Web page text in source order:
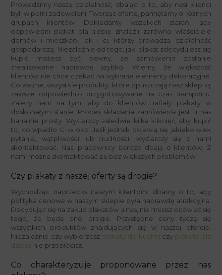
Prowadzimy naszą działalność, dbając o to, aby nasi klienci
byli w pełni zadowoleni. Tworząc ofertę, pamiętamy o różnych
grupach klientów. Dokładamy wszelkich starań, aby
odpowiedni plakat dla siebie znaleźli zarówno właściciele
domów i mieszkań, jak i ci, którzy prowadzą działalność
gospodarczą. Niezależnie od tego, jaki plakat zdecydujesz się
kupić możesz być pewny, że zamówienie zostanie
zrealizowane naprawdę szybko. Wiemy, że większość
klientów nie chce czekać na wybrane elementy dekoracyjne.
Co ważne, wszystkie produkty, które opuszczają nasz sklep są
zawsze odpowiednio przygotowywane na czas transportu.
Zależy nam na tym, aby do klientów trafiały plakaty w
doskonałym stanie. Proces składania zamówienia jest u nas
banalnie prosty. Wystarczy zaledwie kilka kliknięć, aby kupić
to, co wpadło Ci w oko. Jeśli jednak pojawią się jakiekolwiek
pytania, wątpliwości lub trudności, wystarczy się z nami
skontaktować. Nasi pracownicy bardzo dbają o klientów. Z
nami można skontaktować się bez większych problemów.
Czy plakaty z naszej oferty są drogie?
Wychodząc naprzeciw naszym klientom, dbamy o to, aby
polityka cenowa w naszym sklepie była naprawdę atrakcyjna.
Decydując się na zakup plakatów u nas, nie musisz obawiać się
tego, że będą one drogie. Przystępne ceny tyczą się
wszystkich produktów znajdujących się w naszej ofercie.
Niezależnie czy wybierzesz plakaty do kuchni czy plakaty dla
dzieci, nie przepłacisz.
Co charakteryzuje proponowane przez nas